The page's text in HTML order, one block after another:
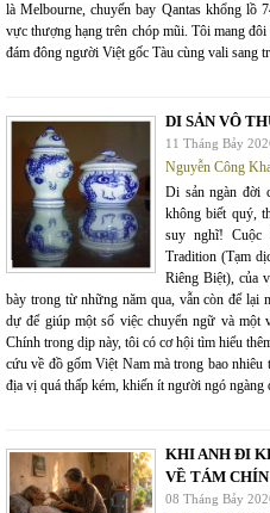
là Melbourne, chuyến bay Qantas khổng lồ
vực thượng hạng trên chóp mũi. Tôi mang
đám đông người Việt gốc Tàu cùng vali sang
DI SẢN VÔ
11 Tháng Bảy
Nguyễn Công
Di sản ngàn đời
không biết quý,
suy nghĩ! Cuộc
Tradition (Tạm
Riêng Biệt), của
bày trong từ những năm qua, vẫn còn để lại
dự để giúp một số việc chuyển ngữ và một
Chính trong dịp này, tôi có cơ hội tìm hiểu
cứu về đồ gốm Việt Nam mà trong bao
địa vị quá thấp kém, khiến ít người ngó ngàng
KHI ANH ĐI
VỀ TÁM
08 Tháng Bảy